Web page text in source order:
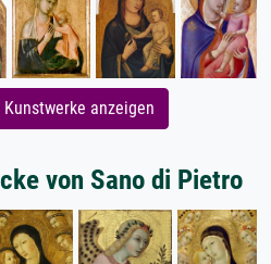
anzeigen
von Sano di Pietro